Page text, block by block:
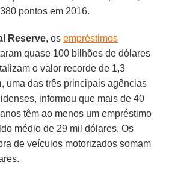
pontos em 2016.
Reserve, osempréstimos
quase 100 bilhões de dólares
o valor recorde de 1,3
, uma das três principais agências
informou que mais de 40
têm ao menos um empréstimo
médio de 29 mil dólares. Os
de veículos motorizados somam